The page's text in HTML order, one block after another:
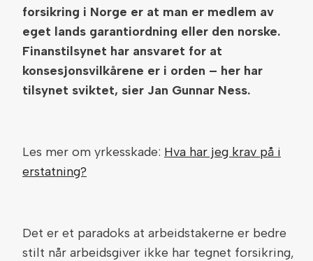
forsikring i Norge er at man er medlem av
eget lands garantiordning eller den norske.
Finanstilsynet har ansvaret for at
konsesjonsvilkårene er i orden – her har
tilsynet sviktet, sier Jan Gunnar Ness.
Les mer om yrkesskade: Hva har jeg krav på i
erstatning?
Det er et paradoks at arbeidstakerne er bedre
stilt når arbeidsgiver ikke har tegnet forsikring,